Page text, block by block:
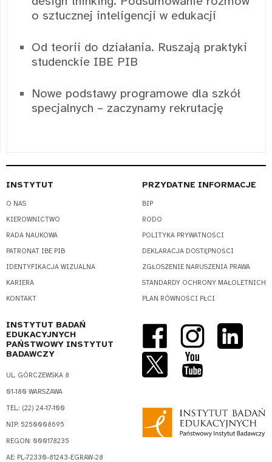
o sztucznej inteligencji w edukacji
Od teorii do działania. Ruszają praktyki
studenckie IBE PIB
Nowe podstawy programowe dla szkół
specjalnych – zaczynamy rekrutację
INSTYTUT
O NAS
KIEROWNICTWO
RADA NAUKOWA
PATRONAT IBE PIB
IDENTYFIKACJA WIZUALNA
KARIERA
KONTAKT
PRZYDATNE INFORMACJE
BIP
RODO
POLITYKA PRYWATNOŚCI
DEKLARACJA DOSTĘPNOŚCI
ZGŁOSZENIE NARUSZENIA PRAWA
STANDARDY OCHRONY MAŁOLETNICH
PLAN RÓWNOŚCI PŁCI
INSTYTUT BADAŃ
EDUKACYJNYCH
PAŃSTWOWY INSTYTUT
BADAWCZY
UL. GÓRCZEWSKA 8
01-180 WARSZAWA
TEL.: (22) 24-17-100
NIP: 5250008695
REGON: 000178235
AE: PL-72330-81243-EGRAW-28